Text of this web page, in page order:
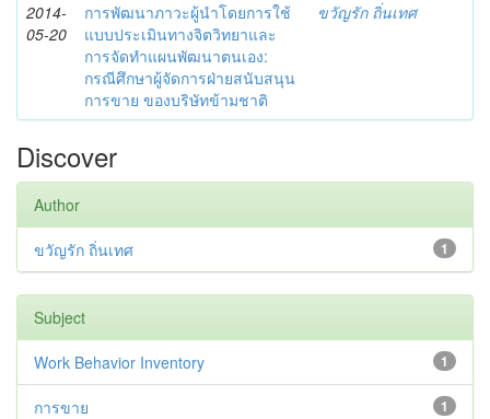
2014-
05-20
การพัฒนาภาวะผู้นำโดยการใช้
แบบประเมินทางจิตวิทยาและ
การจัดทำแผนพัฒนาตนเอง:
กรณีศึกษาผู้จัดการฝ่ายสนับสนุน
การขาย ของบริษัทข้ามชาติ
ขวัญรัก ถิ่นเทศ
Discover
Author
1
ขวัญรัก ถิ่นเทศ
Subject
1
Work Behavior Inventory
1
การขาย